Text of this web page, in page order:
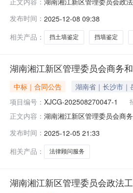
南省长沙市湖南湘江新区管
一社
发布时间： 2025-12-08 09:38
相关产品：
挡土墙鉴定 挡墙鉴定
湖南湘江新区管理委员会商务
中标｜合同公告 湖南省｜长沙市｜
项目编号： XJCG-202508270047-1
正文内容： 湖南湘江新区管理委员会商
发布时间： 2025-12-05 21:33
相关产品：
法律顾问服务
湖南湘江新区管理委员会政法